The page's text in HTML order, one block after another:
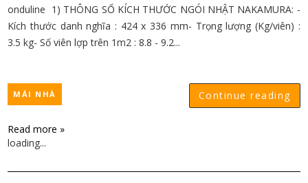
onduline 1) THÔNG SỐ KÍCH THƯỚC NGÓI NHẬT NAKAMURA: -
Kích thước danh nghĩa : 424 x 336 mm- Trọng lượng (Kg/viên) :
3.5 kg- Số viên lợp trên 1m2 : 8.8 - 9.2...
Continue reading
MÁI NHÀ
Read more »
loading...